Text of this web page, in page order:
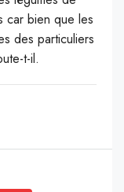
car bien que les
des particuliers
t-il.